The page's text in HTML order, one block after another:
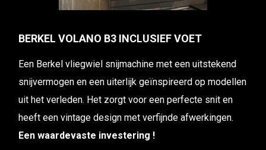
BERKEL VOLANO B3 INCLUSIEF VOET
Een Berkel vliegwiel snijmachine met een uitstekend
snijvermogen en een uiterlijk geïnspireerd op modellen
uit het verleden. Het zorgt voor een perfecte snit en
heeft een vintage design met verfijnde afwerkingen.
Een waardevaste investering !